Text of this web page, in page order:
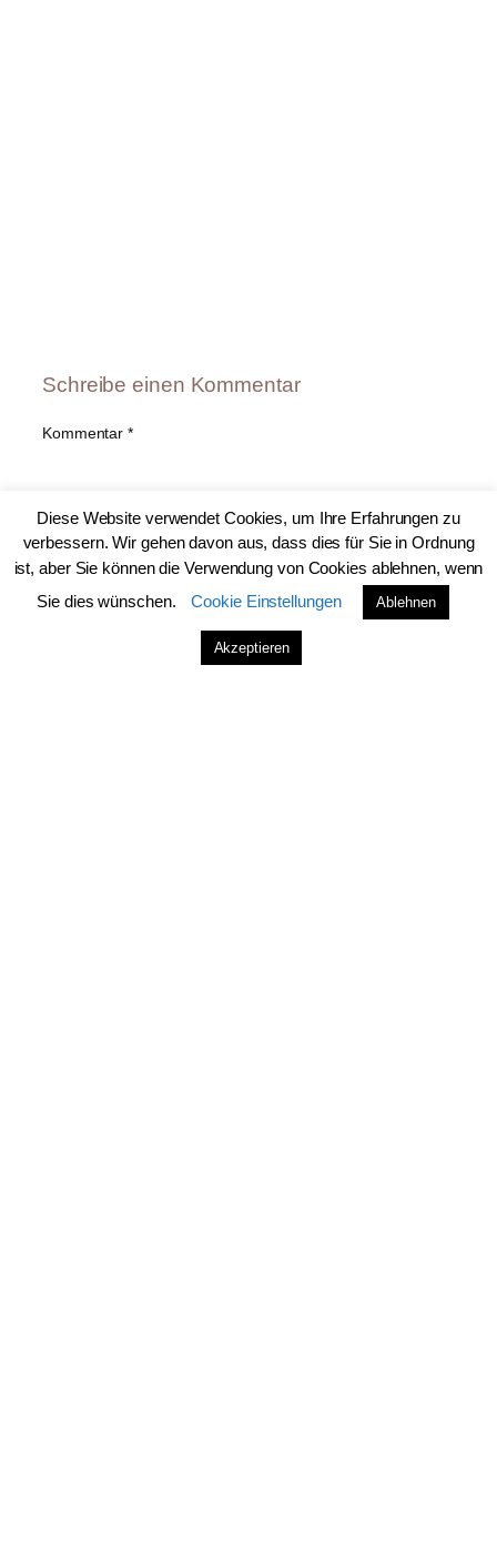
Schreibe einen Kommentar
Kommentar*
Diese Website verwendet Cookies, um Ihre Erfahrungen zu
verbessern. Wir gehen davon aus, dass dies für Sie in Ordnung
ist, aber Sie können die Verwendung von Cookies ablehnen, wenn
Sie dies wünschen.
Cookie Einstellungen Ablehnen
Akzeptieren